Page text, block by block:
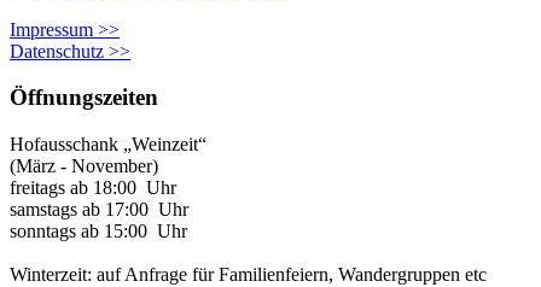
Impressum >>
Datenschutz >>
Öffnungszeiten
Hofausschank „Weinzeit“
(März - November)
freitags ab 18:00 Uhr
samstags ab 17:00 Uhr
sonntags ab 15:00 Uhr
Winterzeit: auf Anfrage für Familienfeiern, Wandergruppen etc